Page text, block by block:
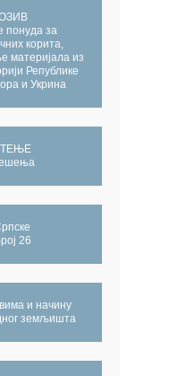
понуда за
корита,
материјала из
Републике
и Укрина
26
и начину
земљишта